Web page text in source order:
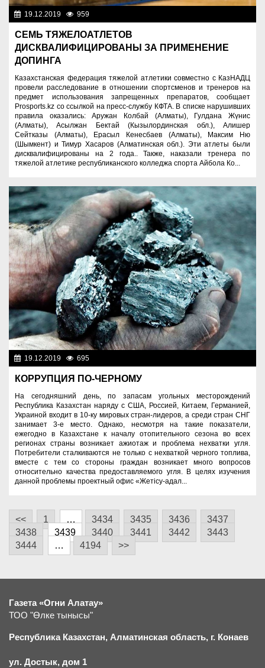
19.12.2019 959
СЕМЬ ТЯЖЕЛОАТЛЕТОВ
ДИСКВАЛИФИЦИРОВАНЫ ЗА ПРИМЕНЕНИЕ
ДОПИНГА
Казахстанская федерация тяжелой атлетики совместно с КазНАДЦ
провели расследование в отношении спортсменов и тренеров на
предмет использования запрещенных препаратов, сообщает
Prosports.kz со ссылкой на пресс-службу КФТА. В списке нарушивших
правила оказались: Аружан Колбай (Алматы), Гулдана Жүнис
(Алматы), Асылжан Бектай (Кызылординская обл.), Алишер
Сейтказы (Алматы), Ерасыл Кенесбаев (Алматы), Максим Ню
(Шымкент) и Тимур Хасаров (Алматинская обл.). Эти атлеты были
дисквалифицированы на 2 года.. Также, наказали тренера по
тяжелой атлетике республиканского колледжа спорта Айбола Ко...
19.12.2019 695
КОРРУПЦИЯ ПО-ЧЕРНОМУ
На сегодняшний день, по запасам угольных месторождений
Республика Казахстан наряду с США, Россией, Китаем, Германией,
Украиной входит в 10-ку мировых стран-лидеров, а среди стран СНГ
занимает 3-е место. Однако, несмотря на такие показатели,
ежегодно в Казахстане к началу отопительного сезона во всех
регионах страны возникает ажиотаж и проблема нехватки угля.
Потребители сталкиваются не только с нехваткой черного топлива,
вместе с тем со стороны граждан возникает много вопросов
относительно качества предоставляемого угля. В целях изучения
данной проблемы проектный офис «Жетісу-адал...
<< 1 … 3434 3435 3436
3437
3438
3439 3440 3441 3442
3443
3444
… 4194 >>
Газета «Огни Алатау»
ТОО "Өлке тынысы"
Республика Казахстан, Алматинская область, г. Конаев
ул. Достык, дом 1